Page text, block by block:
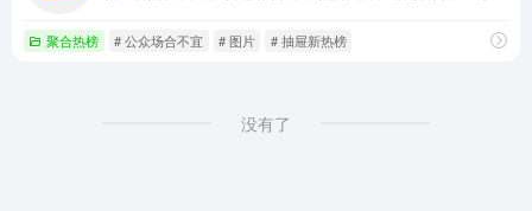
聚合热榜 # 公众场合不宜 # 图片 # 抽屉新热榜
没有了